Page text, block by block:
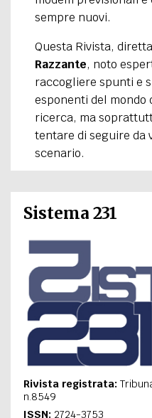
sempre nuovi.
Questa Rivista,
Razzante, noto
raccogliere spunti e
esponenti del mondo
ricerca, ma
tentare di seguire da
scenario.
Sistema 231
Rivista registrata:
n.8549
ISSN: 2724-3753